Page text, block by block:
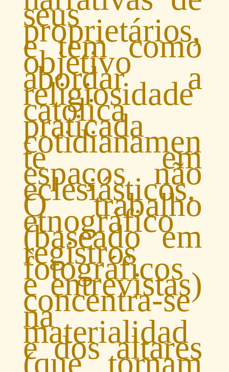
seus
proprietários,
e tem como
objetivo
abordar a
religiosidade
católica
praticada
cotidianamen
te em
espaços não
eclesiásticos.
O trabalho
etnográfico
(baseado em
registros
fotográficos
e entrevistas)
concentra-se
na
materialidad
e dos altares
(que tornam